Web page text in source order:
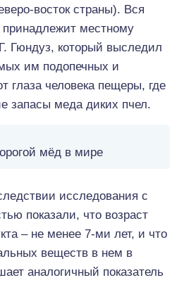
восток страны). Вся
принадлежит местному
Гюндуз, который выследил
им подопечных и
глаза человека пещеры, где
запасы меда диких пчел.
мёд в мире
исследования с
показали, что возраст
– не менее 7-ми лет, и что
веществ в нем в
аналогичный показатель